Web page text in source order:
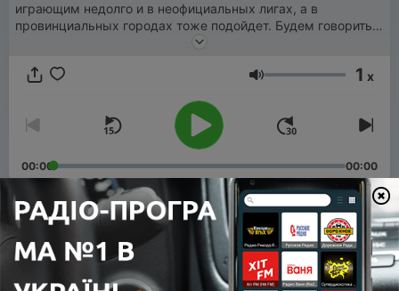
играющим недолго и в неофициальных лигах, а в
провинциальных городах тоже подойдет. Будем говорить о
том, как: 🧩 создать и раскрутить свою команду, 🧩как
и чем она отличается от других конкурсов КВН, 🧩как
как получить зрительскую любовь и признание 🧩и многое
другое🔥
Гучність 1 x
00:00 00:00
Епізоди
3. Музыкальное домашнее задание в КВН